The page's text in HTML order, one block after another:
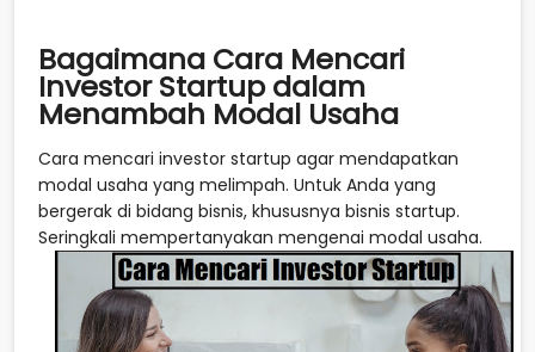
Bagaimana Cara Mencari
Investor Startup dalam
Menambah Modal Usaha
Cara mencari investor startup agar mendapatkan
modal usaha yang melimpah. Untuk Anda yang
bergerak di bidang bisnis, khususnya bisnis startup.
Seringkali mempertanyakan mengenai modal usaha.